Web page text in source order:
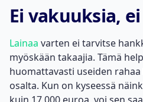
Ei vakuuksia,
Lainaa varten ei tarvitse
myöskään takaajia. Tämä
huomattavasti useiden
osalta. Kun on kyseessä